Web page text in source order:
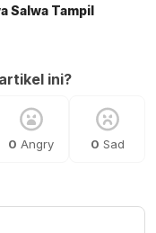
Salwa Tampil
ini?
0 Angry 0 Sad